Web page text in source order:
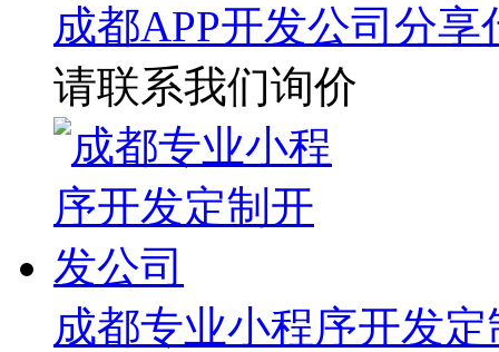
成都APP开发公司分
请联系我们询价
成都专业小程序开发